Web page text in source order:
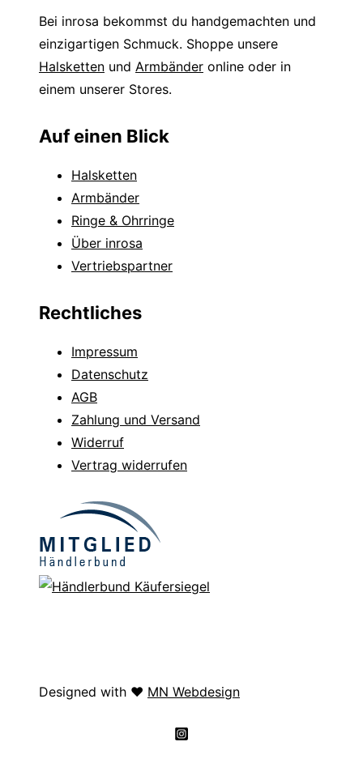
Bei inrosa bekommst du handgemachten und
einzigartigen Schmuck. Shoppe unsere
Halsketten und Armbänder online oder in
einem unserer Stores.
Auf einen Blick
Halsketten
Armbänder
Ringe & Ohrringe
Über inrosa
Vertriebspartner
Rechtliches
Impressum
Datenschutz
AGB
Zahlung und Versand
Widerruf
Vertrag widerrufen
Designed with ❤️ MN Webdesign